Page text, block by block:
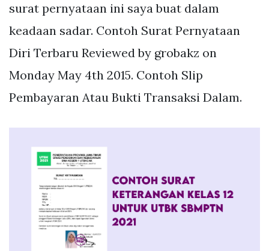
surat pernyataan ini saya buat dalam
keadaan sadar. Contoh Surat Pernyataan
Diri Terbaru Reviewed by grobakz on
Monday May 4th 2015. Contoh Slip
Pembayaran Atau Bukti Transaksi Dalam.